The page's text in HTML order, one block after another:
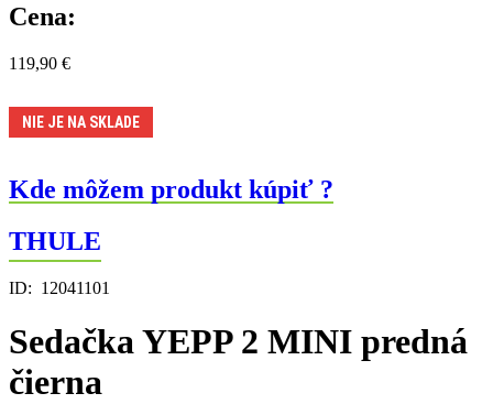
Cena:
119,90 €
NIE JE NA SKLADE
Kde môžem produkt kúpiť ?
THULE
ID: 12041101
Sedačka YEPP 2 MINI predná
čierna